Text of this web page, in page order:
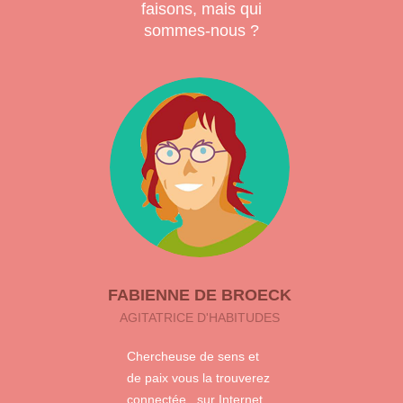
Et ainsi gagner en efficacité et récupérer le temps et
manière concrète dans votre environnement de travail.
faisons, mais qui
sommes-nous ?
FABIENNE DE BROECK
AGITATRICE D'HABITUDES
Chercheuse de sens et
de paix vous la trouverez
connectée...sur Internet,